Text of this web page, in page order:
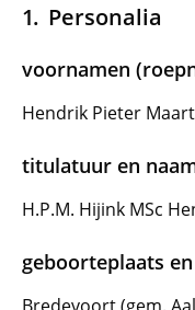
Personalia
voornamen
Hendrik Pieter
titulatuur en
H.P.M. Hijink MSc
geboorteplaats